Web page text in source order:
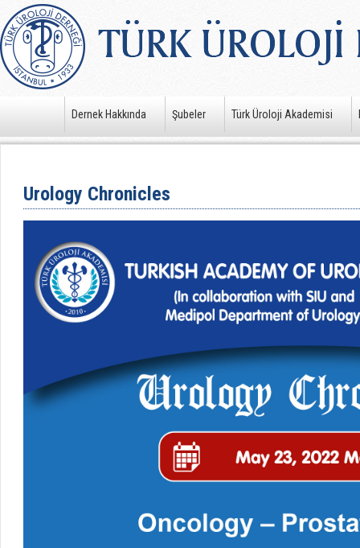
Dernek Hakkında Şubeler Türk Üroloji Akademisi
Urology Chronicles